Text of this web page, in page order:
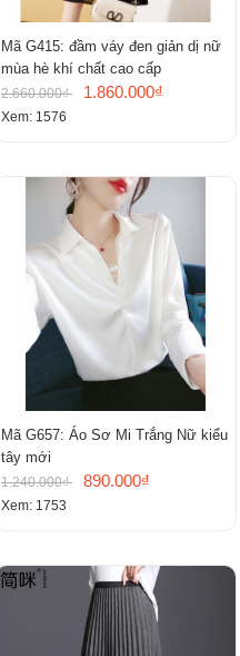
Mã G415: đầm váy đen giản dị nữ
mùa hè khí chất cao cấp
2.660.000₫ 1.860.000₫
Xem: 1576
Mã G657: Áo Sơ Mi Trắng Nữ kiểu
tây mới
1.240.000₫ 890.000₫
Xem: 1753